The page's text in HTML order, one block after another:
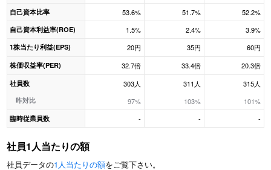
自己資本比率 53.6% 51.7% 52.2%
自己資本利益率(ROE) 1.5% 2.4% 3.9%
1株当たり利益(EPS) 20円 35円 60円
株価収益率(PER) 32.7倍 33.4倍 20.3倍
社員数
昨対比
303人
97%
311人
103%
315人
101%
臨時従業員数 - - -
社員1人当たりの額
社員データの1人当たりの額をご覧下さい。